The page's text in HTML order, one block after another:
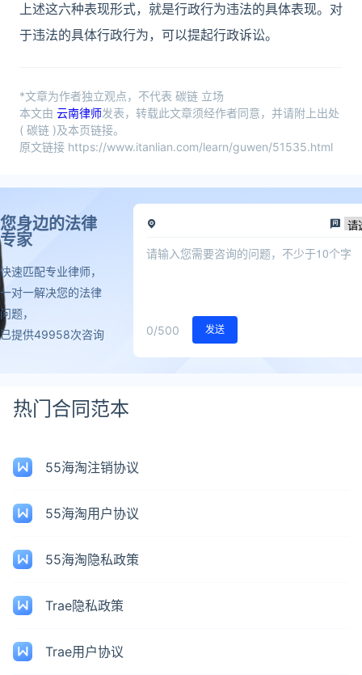
上述这六种表现形式，就是行政行为违法的具体表现。对
于违法的具体行政行为，可以提起行政诉讼。
*文章为作者独立观点，不代表 碳链 立场
本文由 云南律师发表，转载此文章须经作者同意，并请附上出处
( 碳链 )及本页链接。
原文链接 https://www.itanlian.com/learn/guwen/51535.html
您身边的法律
专家
快速匹配专业律师，
一对一解决您的法律
问题，
已提供49958次咨询
0/500 发送
热门合同范本
55海淘注销协议
55海淘用户协议
55海淘隐私政策
Trae隐私政策
Trae用户协议